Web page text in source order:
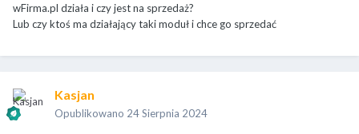
wFirma.pl działa i czy jest na sprzedaż?
Lub czy ktoś ma działający taki moduł i chce go sprzedać
Kasjan
Opublikowano 24 Sierpnia 2024